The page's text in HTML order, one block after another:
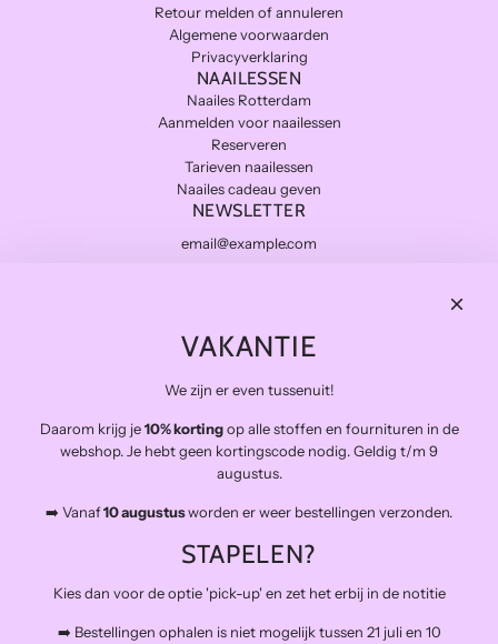
Retour melden of annuleren
Algemene voorwaarden
Privacyverklaring
NAAILESSEN
Naailes Rotterdam
Aanmelden voor naailessen
Reserveren
Tarieven naailessen
Naailes cadeau geven
NEWSLETTER
Kwaliteitsstoffen die lang meegaan en zo duurzaam mogelijk.
Veilig betalen
Snelle levering
Op afspraak open voor atelierbezoek en het afhalen van
bestellingen (buiten de naailessen om)
The Final Stitch bevindt zich in 'De Kroon', een verzamelgebouw voor
Schiemond 20, 3024EE Rotterdam
Mail: info@thefinalstitch.nl
Open op afspraak voor shoppen en het afhalen van bestellingen
buiten de naailessen om.
VAKANTIE
We zijn er even tussenuit!
Daarom krijg je10% kortingop alle stoffen en fournituren in de
webshop. Je hebt geen kortingscode nodig. Geldig t/m 9
augustus.
➡️ Vanaf10 augustusworden er weer bestellingen verzonden.
STAPELEN?
Kies dan voor de optie 'pick-up' en zet het erbij in de notitie
➡️ Bestellingen ophalen is niet mogelijk tussen 21 juli en 10